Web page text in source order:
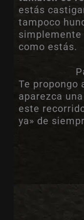
estás
tampoco
como estás.
Te propongo
aparezca
este
ya» de